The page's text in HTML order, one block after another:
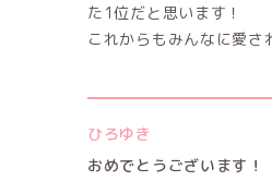
た1位だと思います！
これからもみんなに愛さ
ひろゆき
おめでとうございます！